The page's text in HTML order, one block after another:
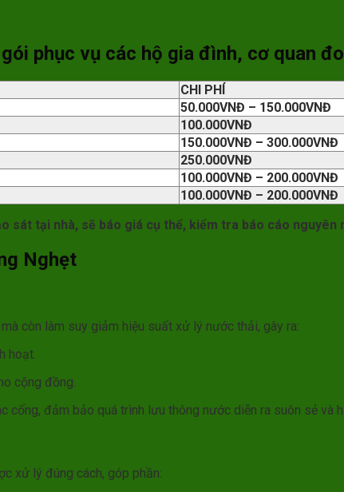
phục vụ các hộ gia đình, cơ quan
CHI PHÍ
50.000VNĐ – 150.000VNĐ
100.000VNĐ
150.000VNĐ – 300.000VNĐ
250.000VNĐ
100.000VNĐ – 200.000VNĐ
100.000VNĐ – 200.000VNĐ
tại nhà, sẽ báo giá cụ thể, kiểm tra báo cáo nguyên
Nghẹt
còn làm suy giảm hiệu suất xử lý nước thải, gây ra:
hoạt.
cộng đồng.
cống, đảm bảo quá trình lưu thông nước diễn ra suôn sẻ và
xử lý đúng cách, góp phần: